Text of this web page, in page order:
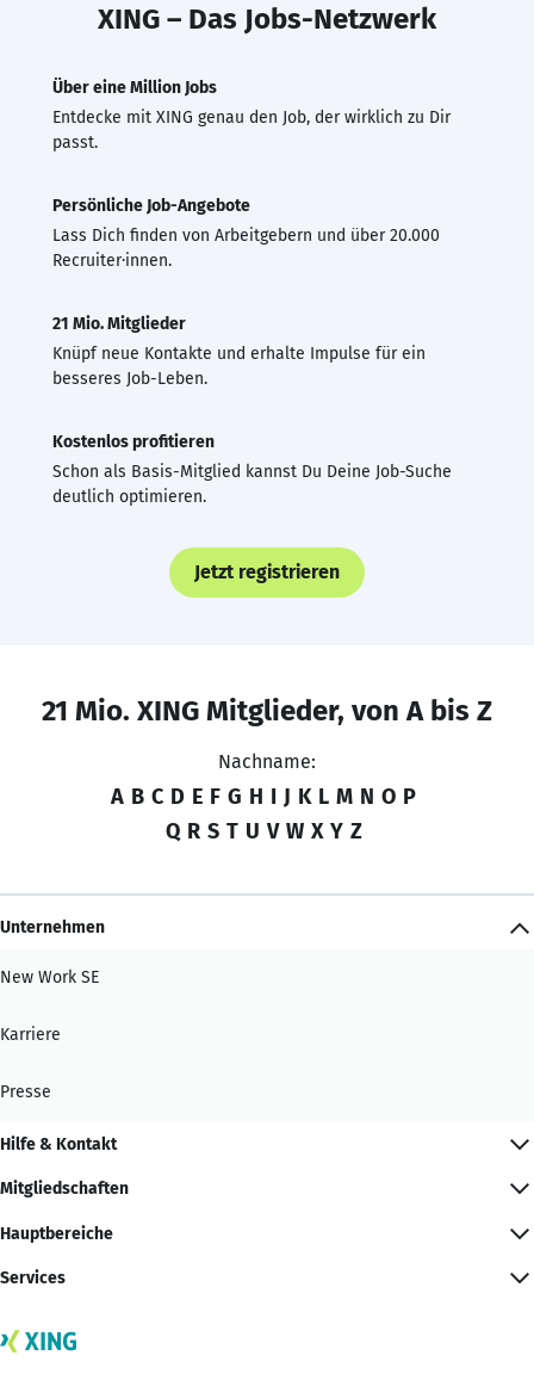
XING – Das Jobs-Netzwerk
Über eine Million Jobs
Entdecke mit XING genau den Job, der wirklich zu Dir
passt.
Persönliche Job-Angebote
Lass Dich finden von Arbeitgebern und über 20.000
Recruiter·innen.
21 Mio. Mitglieder
Knüpf neue Kontakte und erhalte Impulse für ein
besseres Job-Leben.
Kostenlos profitieren
Schon als Basis-Mitglied kannst Du Deine Job-Suche
deutlich optimieren.
Jetzt registrieren
21 Mio. XING Mitglieder, von A bis Z
Nachname:
A B C D E F G H I J K L M N O P
Q R S T U V W X Y Z
Unternehmen
New Work SE
Karriere
Presse
Hilfe & Kontakt
Mitgliedschaften
Hauptbereiche
Services